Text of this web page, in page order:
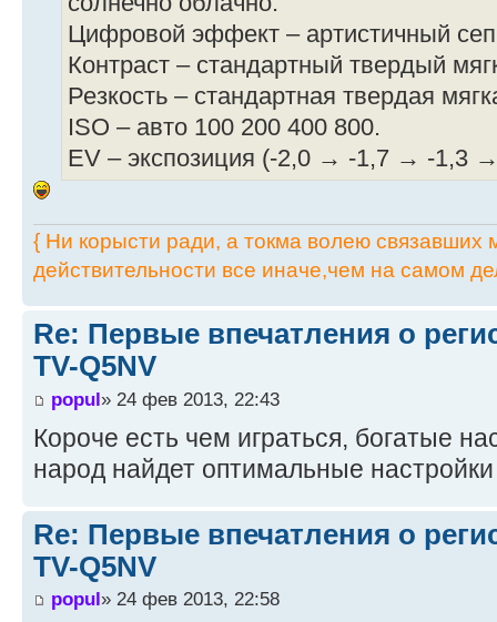
Цифровой эффект – артистичный
Контраст – стандартный твердый
Резкость – стандартная твердая
ISO – авто 100 200 400 800.
EV – экспозиция (-2,0 → -1,7 → -
{ Ни корысти ради, а токма волею связавших
действительности все иначе,чем на самом
Re: Первые впечатления о
TV-Q5NV
popul» 24 фев 2013, 22:43
Короче есть чем играться, богатые
народ найдет оптимальные настройки
Re: Первые впечатления о
TV-Q5NV
popul» 24 фев 2013, 22:58